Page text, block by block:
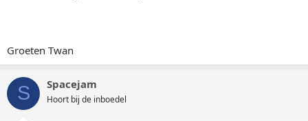
Groeten Twan
S Spacejam
Hoort bij de inboedel